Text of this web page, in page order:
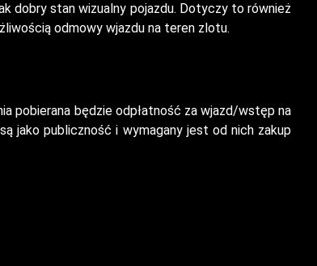
dobry stan wizualny pojazdu. Dotyczy to również
odmowy wjazdu na teren zlotu.
pobierana będzie odpłatność za wjazd/wstęp na
jako publiczność i wymagany jest od nich zakup